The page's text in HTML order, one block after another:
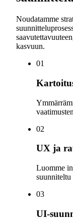
Noudatamme
kasvuun.
01
02
UX ja
Luomme
suunniteltu
03
UI-